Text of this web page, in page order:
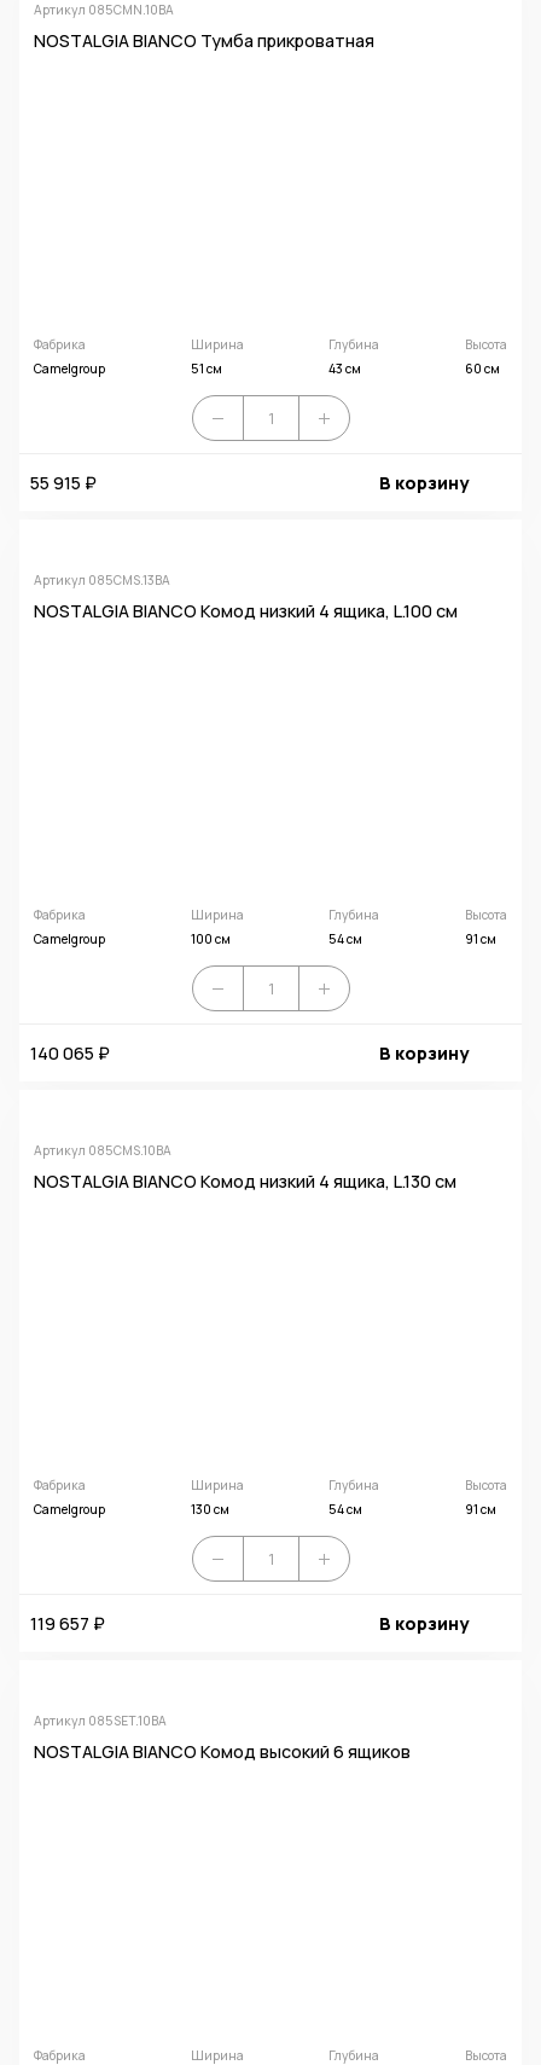
Артикул 085CMN.10BA
NOSTALGIA BIANCO Тумба прикроватная
Фабрика
Camelgroup
Ширина
51 см
Глубина
43 см
Высота
60 см
55 915 ₽ В корзину
Артикул 085CMS.13BA
NOSTALGIA BIANCO Комод низкий 4 ящика, L.100 см
Фабрика
Camelgroup
Ширина
100 см
Глубина
54 см
Высота
91 см
140 065 ₽ В корзину
Артикул 085CMS.10BA
NOSTALGIA BIANCO Комод низкий 4 ящика, L.130 см
Фабрика
Camelgroup
Ширина
130 см
Глубина
54 см
Высота
91 см
119 657 ₽ В корзину
Артикул 085SET.10BA
NOSTALGIA BIANCO Комод высокий 6 ящиков
Фабрика
Ширина
Глубина
Высота